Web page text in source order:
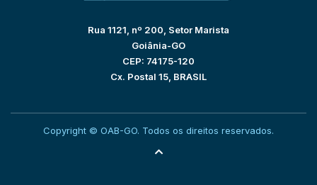
Rua 1121, nº 200, Setor Marista
Goiânia-GO
CEP: 74175-120
Cx. Postal 15, BRASIL
Copyright © OAB-GO. Todos os direitos reservados.